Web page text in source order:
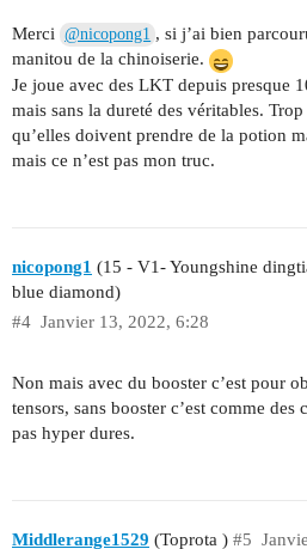
Merci @nicopong1 , si j’ai bien
manitou de la chinoiserie.
Je joue avec des LKT depuis presque
mais sans la dureté des véritables.
qu’elles doivent prendre de la potion
mais ce n’est pas mon truc.
nicopong1 (15 - V1- Youngshine
blue diamond)
Janvier 13, 2022, 6:28
#4
Non mais avec du booster c’est pour
tensors, sans booster c’est comme des
pas hyper dures.
Middlerange1529 (Toprota ) #5